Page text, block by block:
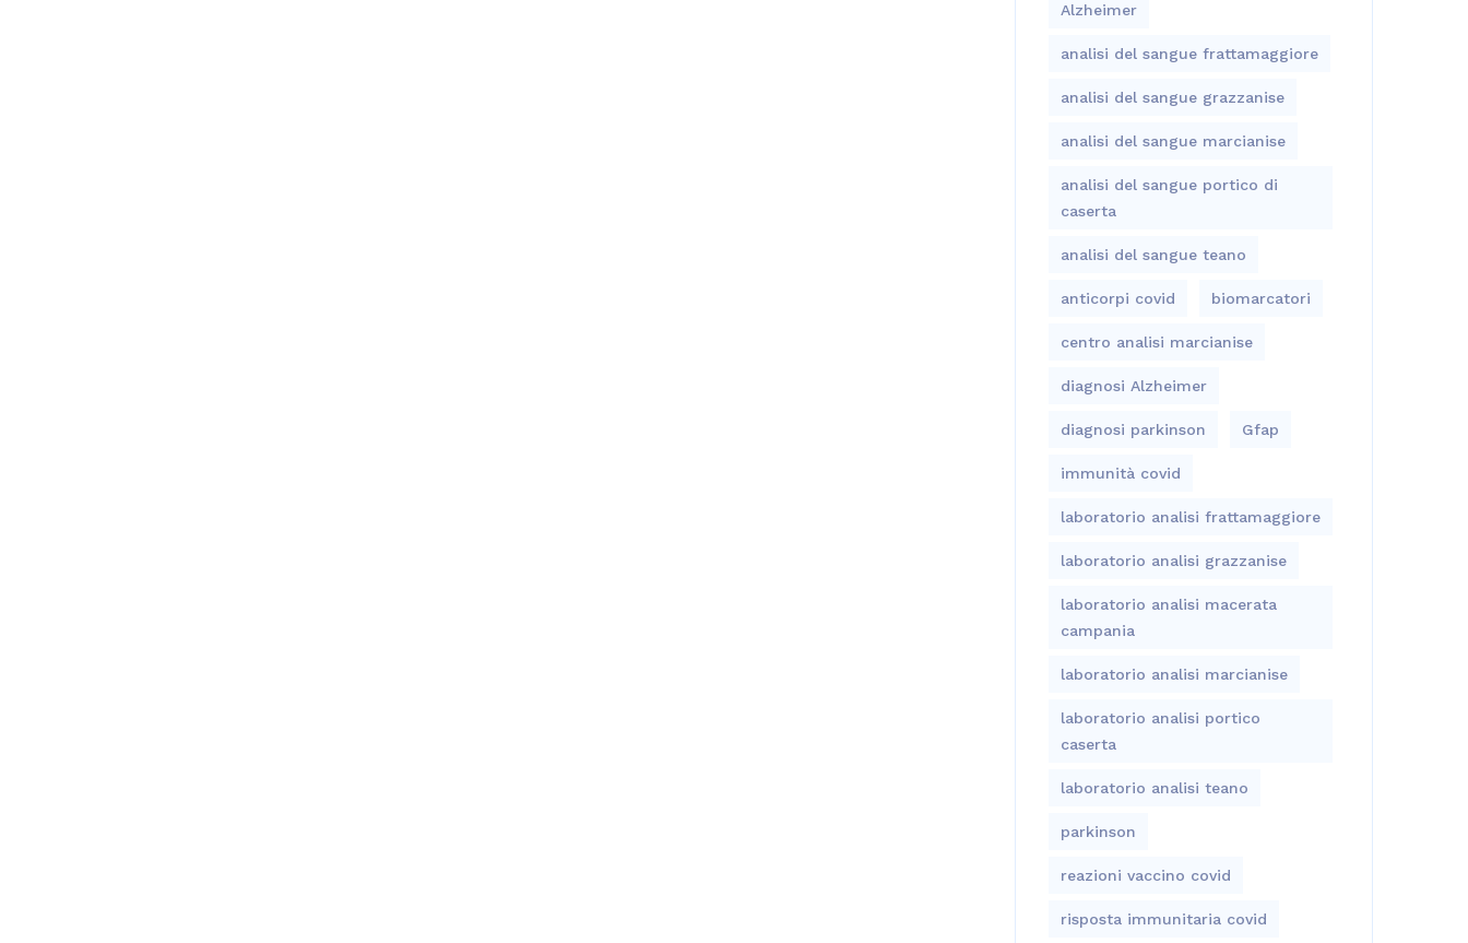
Alzheimer
analisi del sangue frattamaggiore
analisi del sangue grazzanise
analisi del sangue marcianise
analisi del sangue portico di
caserta
analisi del sangue teano
anticorpi covid biomarcatori
centro analisi marcianise
diagnosi Alzheimer
diagnosi parkinson Gfap
immunità covid
laboratorio analisi frattamaggiore
laboratorio analisi grazzanise
laboratorio analisi macerata
campania
laboratorio analisi marcianise
laboratorio analisi portico
caserta
laboratorio analisi teano
parkinson
reazioni vaccino covid
risposta immunitaria covid